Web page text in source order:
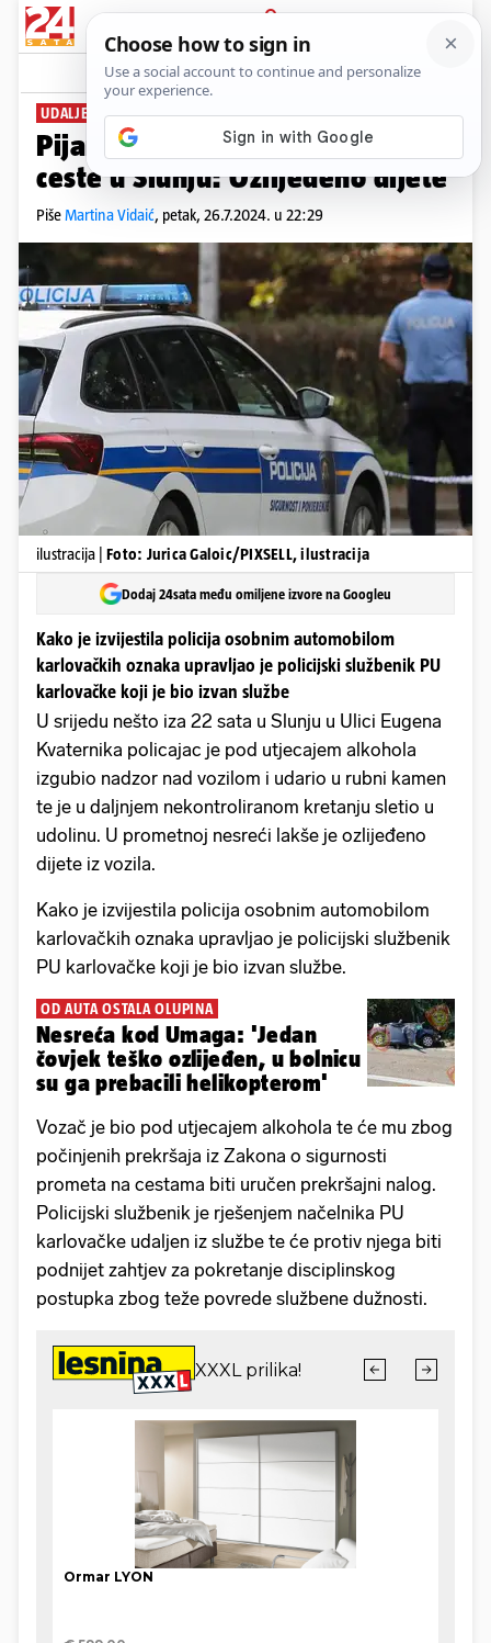
PRIJAVA
News Komentari
UDALJEN IZ SLUŽBE
Pijani policajac autom sletio s
ceste u Slunju: Ozlijeđeno dijete
PišeMartina Vidaić, petak, 26.7.2024. u 22:29
ilustracija | Foto: Jurica Galoic/PIXSELL, ilustracija
Dodaj 24sata među omiljene izvore na Googleu
Kako je izvijestila policija osobnim automobilom
karlovačkih oznaka upravljao je policijski službenik PU
karlovačke koji je bio izvan službe
U srijedu nešto iza 22 sata u Slunju u Ulici Eugena
Kvaternika policajac je pod utjecajem alkohola
izgubio nadzor nad vozilom i udario u rubni kamen
te je u daljnjem nekontroliranom kretanju sletio u
udolinu. U prometnoj nesreći lakše je ozlijeđeno
dijete iz vozila.
Kako je izvijestila policija osobnim automobilom
karlovačkih oznaka upravljao je policijski službenik
PU karlovačke koji je bio izvan službe.
OD AUTA OSTALA OLUPINA
Nesreća kod Umaga: 'Jedan
čovjek teško ozlijeđen, u bolnicu
su ga prebacili helikopterom'
Vozač je bio pod utjecajem alkohola te će mu zbog
počinjenih prekršaja iz Zakona o sigurnosti
prometa na cestama biti uručen prekršajni nalog.
Policijski službenik je rješenjem načelnika PU
karlovačke udaljen iz službe te će protiv njega biti
podnijet zahtjev za pokretanje disciplinskog
postupka zbog teže povrede službene dužnosti.